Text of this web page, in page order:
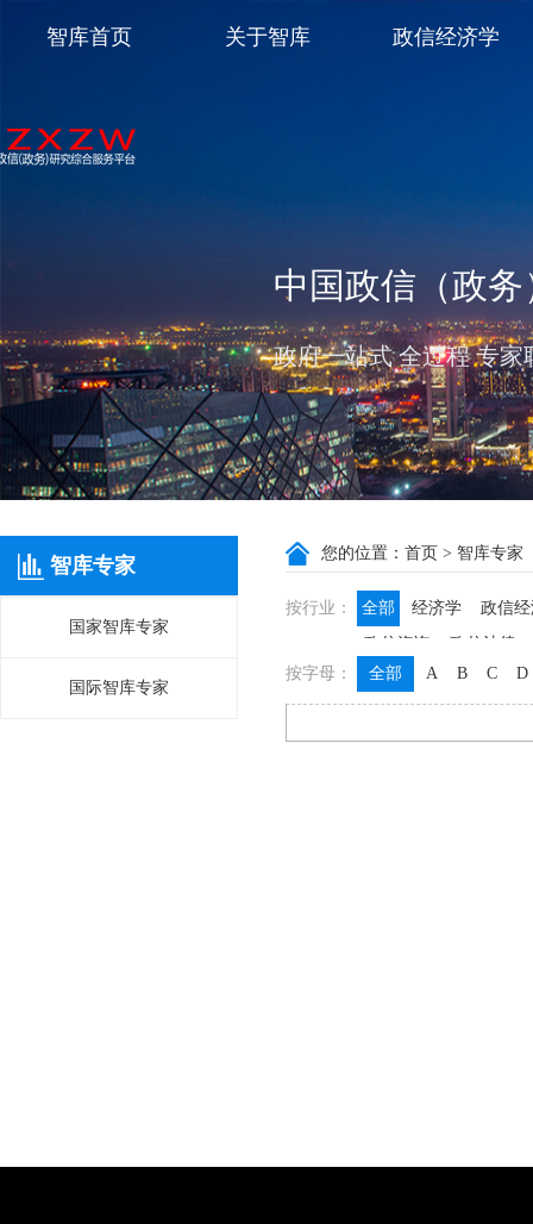
中国政信（政
政府一站式 全过程 专
智库首页 关于智库 政信经济学
智库专家
国家智库专家
国际智库专家
您的位置： 首页 > 智库专家
按行业： 全部 经济学
政信
政信咨询
政信法律
按字母：
全部 A B C D